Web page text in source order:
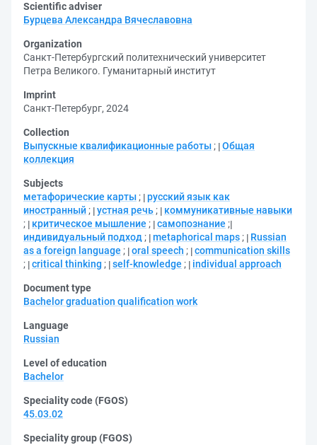
Scientific adviser
Бурцева Александра Вячеславовна
Organization
Санкт-Петербургский политехнический университет
Петра Великого. Гуманитарный институт
Imprint
Санкт-Петербург, 2024
Collection
Выпускные квалификационные работы ; Общая
коллекция
Subjects
метафорические карты ; русский язык как
иностранный ; устная речь ;
коммуникативные навыки
;
критическое мышление ; самопознание ;
индивидуальный подход ; metaphorical maps ;
Russian
as a foreign language ; oral speech ; communication skills
; critical thinking ; self-knowledge ; individual approach
Document type
Bachelor graduation qualification work
Language
Russian
Level of education
Bachelor
Speciality code (FGOS)
45.03.02
Speciality group (FGOS)